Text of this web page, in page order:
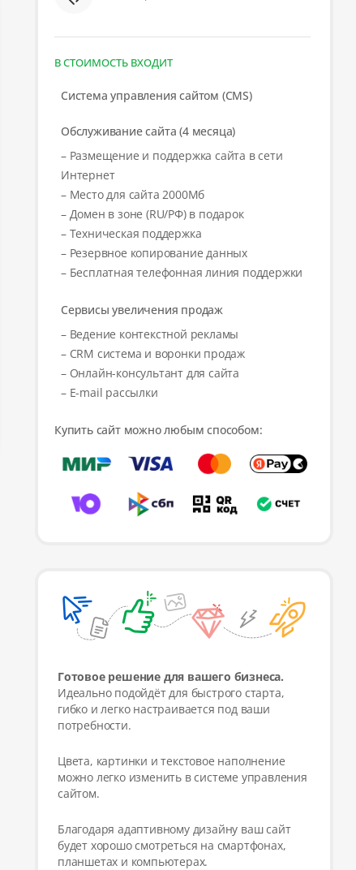
В СТОИМОСТЬ ВХОДИТ
Система управления сайтом (CMS)
Обслуживание сайта (4 месяца)
– Размещение и поддержка сайта в сети
Интернет
– Место для сайта 2000Мб
– Домен в зоне (RU/РФ) в подарок
– Техническая поддержка
– Резервное копирование данных
– Бесплатная телефонная линия поддержки
Сервисы увеличения продаж
– Ведение контекстной рекламы
– CRM система и воронки продаж
– Онлайн-консультант для сайта
– E-mail рассылки
Купить сайт можно любым способом:
Готовое решение для вашего бизнеса.
Идеально подойдёт для быстрого старта,
гибко и легко настраивается под ваши
потребности.
Цвета, картинки и текстовое наполнение
можно легко изменить в системе управления
сайтом.
Благодаря адаптивному дизайну ваш сайт
будет хорошо смотреться на смартфонах,
планшетах и компьютерах.